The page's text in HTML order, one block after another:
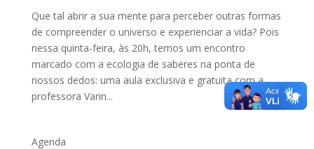
Que tal abrir a sua mente para perceber outras formas
de compreender o universo e experienciar a vida? Pois
nessa quinta-feira, às 20h, temos um encontro
marcado com a ecologia de saberes na ponta de
nossos dedos: uma aula exclusiva e gratuita com a
professora Varin...
Agenda